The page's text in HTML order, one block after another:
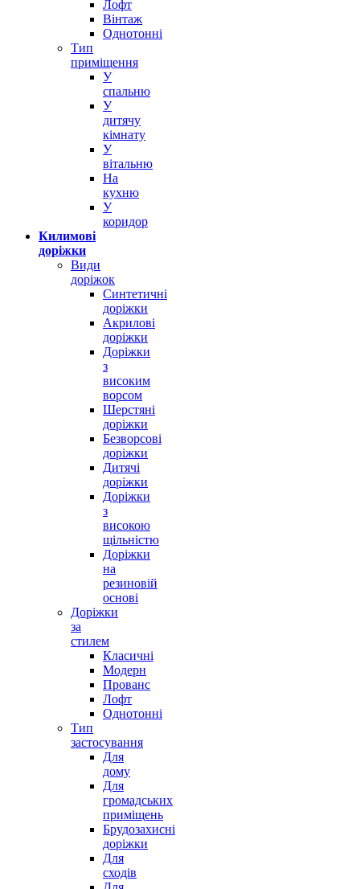
Оберіть опції
Килим Loca 9161A d.purple
Оберіть опції
Лофт
Вінтаж
Однотонні
Тип
приміщення
У
спальню
У
дитячу
кімнату
У
вітальню
На
кухню
У
коридор
Килимові
доріжки
Види
доріжок
Синтетичні
доріжки
Акрилові
доріжки
Доріжки
з
високим
ворсом
Шерстяні
доріжки
Безворсові
доріжки
Дитячі
доріжки
Доріжки
з
високою
щільністю
Доріжки
на
резиновій
основі
Доріжки
за
стилем
Класичні
Модерн
Прованс
Лофт
Однотонні
Тип
застосування
Для
дому
Для
громадських
приміщень
Брудозахисні
доріжки
Для
сходів